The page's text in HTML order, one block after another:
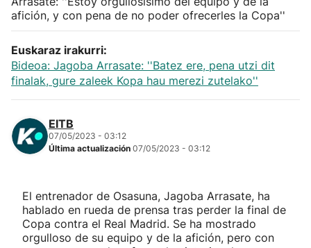
Atletismo
Más deportes
"Helmuga"
afición, y con pena de no poder ofrecerles la Copa''
Euskaraz irakurri:
Bideoa: Jagoba Arrasate: ''Batez ere, pena utzi dit
finalak, gure zaleek Kopa hau merezi zutelako''
EITB
07/05/2023 - 03:12
Última actualización 07/05/2023 - 03:12
El entrenador de Osasuna, Jagoba Arrasate, ha
hablado en rueda de prensa tras perder la final de
Copa contra el Real Madrid. Se ha mostrado
orgulloso de su equipo y de la afición, pero con